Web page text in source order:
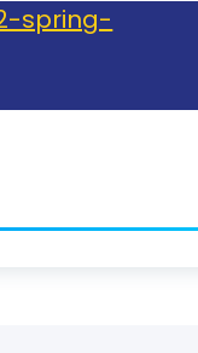
spring-